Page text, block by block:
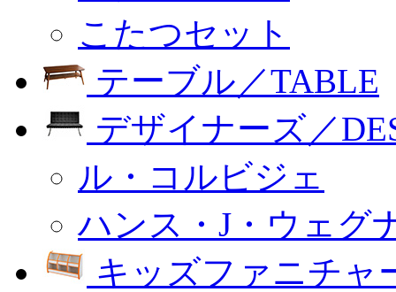
こたつセット
テーブル／TABLE
デザイナーズ／
ル・コルビジェ
ハンス・J・ウェグ
キッズファニチャ